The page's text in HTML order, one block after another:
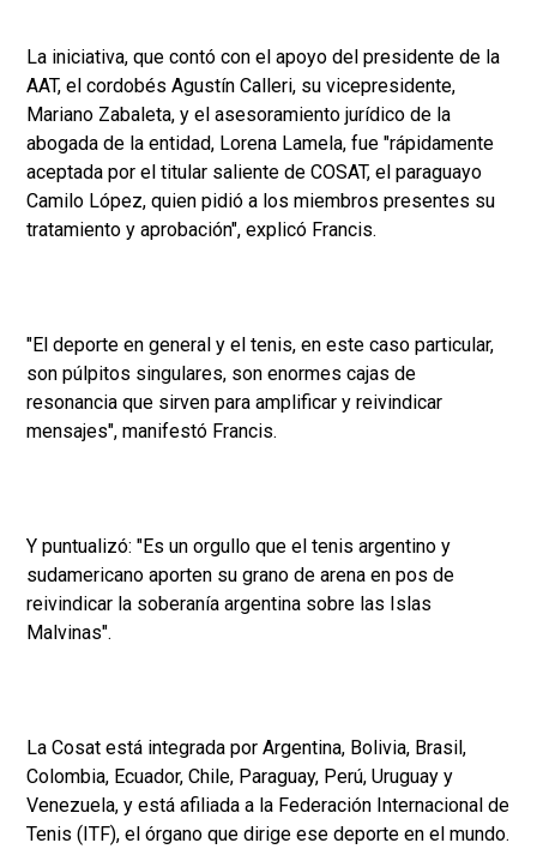
La iniciativa, que contó con el apoyo del presidente de la
AAT, el cordobés Agustín Calleri, su vicepresidente,
Mariano Zabaleta, y el asesoramiento jurídico de la
abogada de la entidad, Lorena Lamela, fue "rápidamente
aceptada por el titular saliente de COSAT, el paraguayo
Camilo López, quien pidió a los miembros presentes su
tratamiento y aprobación", explicó Francis.
"El deporte en general y el tenis, en este caso particular,
son púlpitos singulares, son enormes cajas de
resonancia que sirven para amplificar y reivindicar
mensajes", manifestó Francis.
Y puntualizó: "Es un orgullo que el tenis argentino y
sudamericano aporten su grano de arena en pos de
reivindicar la soberanía argentina sobre las Islas
Malvinas".
La Cosat está integrada por Argentina, Bolivia, Brasil,
Colombia, Ecuador, Chile, Paraguay, Perú, Uruguay y
Venezuela, y está afiliada a la Federación Internacional de
Tenis (ITF), el órgano que dirige ese deporte en el mundo.